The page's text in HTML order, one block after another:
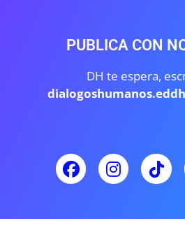
PUBLICA CON
DH te espera,